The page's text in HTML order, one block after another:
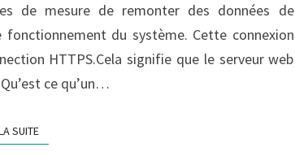
de mesure de remonter des données de
du système. Cette connexion
HTTPS.Cela signifie que le serveur web
ce qu’un…
SUITELIRE LA SUITE